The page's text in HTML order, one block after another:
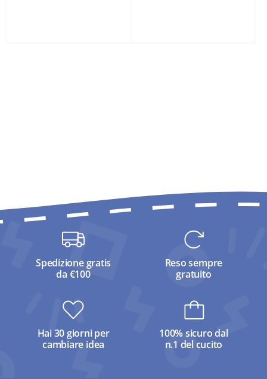
Spedizione gratis
da €100
Reso sempre
gratuito
Hai 30 giorni per
cambiare idea
100% sicuro dal
n.1 del cucito